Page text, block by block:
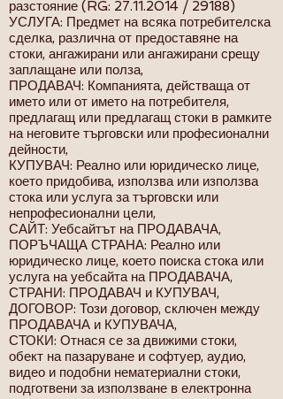
разстояние (RG: 27.11.2014 / 29188)
УСЛУГА: Предмет на всяка потребителска
сделка, различна от предоставяне на
стоки, ангажирани или ангажирани срещу
заплащане или полза,
ПРОДАВАЧ: Компанията, действаща от
името или от името на потребителя,
предлагащ или предлагащ стоки в рамките
на неговите търговски или професионални
дейности,
КУПУВАЧ: Реално или юридическо лице,
което придобива, използва или използва
стока или услуга за търговски или
непрофесионални цели,
САЙТ: Уебсайтът на ПРОДАВАЧА,
ПОРЪЧАЩА СТРАНА: Реално или
юридическо лице, което поиска стока или
услуга на уебсайта на ПРОДАВАЧА,
СТРАНИ: ПРОДАВАЧ и КУПУВАЧ,
ДОГОВОР: Този договор, сключен между
ПРОДАВАЧА и КУПУВАЧА,
СТОКИ: Отнася се за движими стоки,
обект на пазаруване и софтуер, аудио,
видео и подобни нематериални стоки,
подготвени за използване в електронна